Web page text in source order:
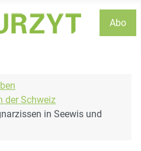
Abo
der Schweiz
in Seewis und